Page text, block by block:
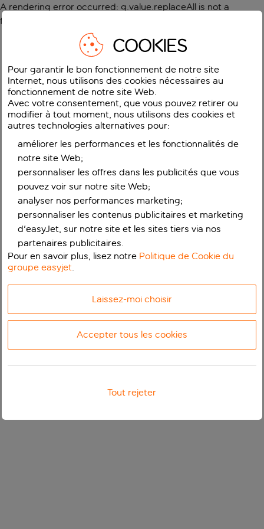
A rendering error occurred: g.value.replaceAll is not a
function
COOKIES
Pour garantir le bon fonctionnement de notre site
Internet, nous utilisons des cookies nécessaires au
fonctionnement de notre site Web.
Avec votre consentement, que vous pouvez retirer ou
modifier à tout moment, nous utilisons des cookies et
autres technologies alternatives pour:
améliorer les performances et les fonctionnalités de
notre site Web;
personnaliser les offres dans les publicités que vous
pouvez voir sur notre site Web;
analyser nos performances marketing;
personnaliser les contenus publicitaires et marketing
d'easyJet, sur notre site et les sites tiers via nos
partenaires publicitaires.
Pour en savoir plus, lisez notre Politique de Cookie du
groupe easyjet.
Laissez-moi choisir
Accepter tous les cookies
Tout rejeter